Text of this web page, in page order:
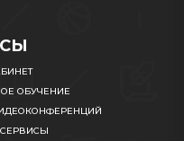
ОБУЧЕНИЕ